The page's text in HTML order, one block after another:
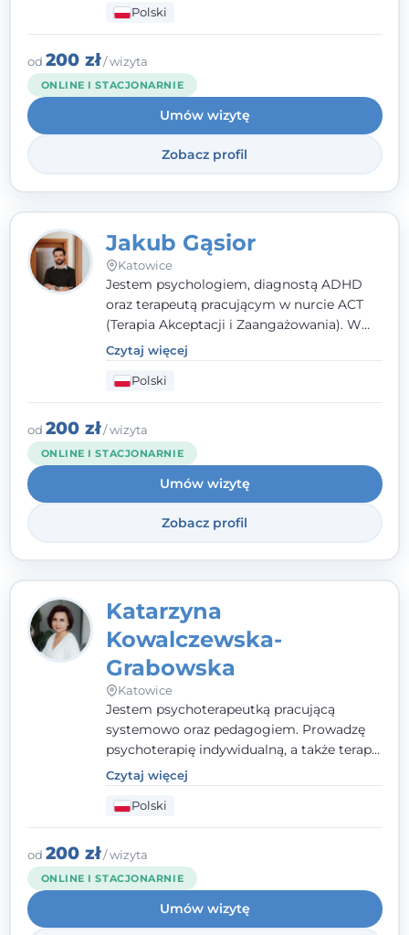
rozwiązaniach (TSR) oraz Racjonalnej
Terapii Zachowania (RTZ). Dużą wagę
przykładam do relacji opartej na empatii,
poczuciu bezpieczeństwa i wzajemnym
zrozumieniu.
Polski
od 200 zł/ wizyta
ONLINE I STACJONARNIE
Umów wizytę
Zobacz profil
Jakub Gąsior
Katowice
Jestem psychologiem, diagnostą ADHD
oraz terapeutą pracującym w nurcie ACT
(Terapia Akceptacji i Zaangażowania). W
kontakcie z pacjentem najważniejsze są dla
mnie serdeczność, zrozumienie i atmosfera
pełna ciepła. Wierzę, że skuteczna terapia
to wspólne działanie - razem tworzymy
zespół, który szuka rozwiązań.
Czytaj więcej
Polski
od 200 zł/ wizyta
ONLINE I STACJONARNIE
Umów wizytę
Zobacz profil
Katarzyna
Kowalczewska-
Grabowska
Katowice
Jestem psychoterapeutką pracującą
systemowo oraz pedagogiem. Prowadzę
psychoterapię indywidualną, a także terapię
par, małżeństw i rodzin. Patrzę na
człowieka całościowo - w kontekście jego
relacji z rodziną, pracą i otoczeniem - i
opieram współpracę na Twoich mocnych
stronach.
Czytaj więcej
Polski
od 200 zł/ wizyta
ONLINE I STACJONARNIE
Umów wizytę